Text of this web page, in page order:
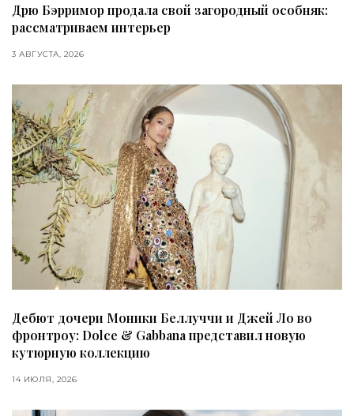
Дрю Бэрримор продала свой загородный особняк:
рассматриваем интерьер
3 АВГУСТА, 2026
Дебют дочери Моники Беллуччи и Джей Ло во
фронтроу: Dolce & Gabbana представил новую
кутюрную коллекцию
14 ИЮЛЯ, 2026